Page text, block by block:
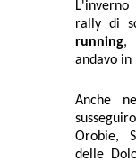
rally di
running,
andavo
Anche
Orobie,
delle